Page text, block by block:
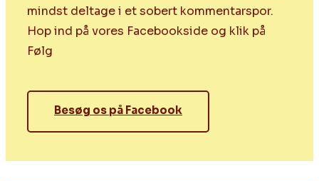
mindst deltage i et sobert kommentarspor.
Hop ind på vores Facebookside og klik på
Følg
Besøg os på Facebook